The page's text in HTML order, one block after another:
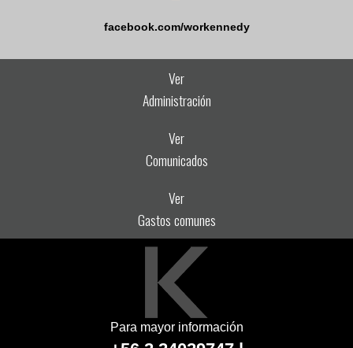
facebook.com/workennedy
Ver
Administración
Ver
Comunicados
Ver
Gastos comunes
Para mayor información